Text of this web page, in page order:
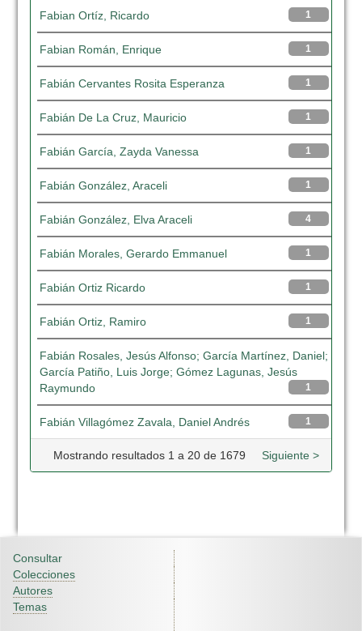
Fabian Ortíz, Ricardo 1
Fabian Román, Enrique 1
Fabián Cervantes Rosita Esperanza 1
Fabián De La Cruz, Mauricio 1
Fabián García, Zayda Vanessa 1
Fabián González, Araceli 1
Fabián González, Elva Araceli 4
Fabián Morales, Gerardo Emmanuel 1
Fabián Ortiz Ricardo 1
Fabián Ortiz, Ramiro 1
Fabián Rosales, Jesús Alfonso; García Martínez, Daniel;
García Patiño, Luis Jorge; Gómez Lagunas, Jesús
Raymundo
1
Fabián Villagómez Zavala, Daniel Andrés 1
Mostrando resultados 1 a 20 de 1679 Siguiente >
Consultar
Colecciones
Autores
Temas